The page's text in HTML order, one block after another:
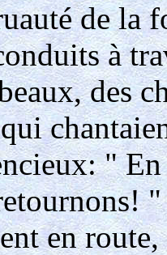
de la
à
des
"
en